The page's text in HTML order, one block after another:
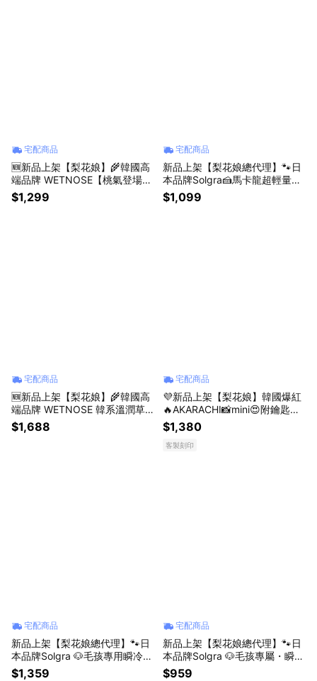
宅配商品
🆕新品上架【梨花娘】🌾韓國高
端品牌 WETNOSE【桃氣登場】
毛孩專屬天然羊毛沙沙紓壓桃寵
物玩具 (手工製作，等待期約10~
$1,299
宅配商品
新品上架【梨花娘總代理】🐾日
本品牌Solgra🍰馬卡龍超輕量防
潑水 EVA 伊麗莎白雙層花朵頸圈
(3色)
$1,099
宅配商品
🆕新品上架【梨花娘】🌾韓國高
端品牌 WETNOSE 韓系溫潤草
綠・露耳防曬棉布蓮葉寵物帽
(手工製作，等待期約10~15天)
$1,688
宅配商品
💜新品上架【梨花娘】韓國爆紅
🔥AKARACHI📸mini😍附鑰匙圈
可錄影復古Y2K數位相機(三色)
生日禮物 情人禮物 閨蜜禮物
$1,380
客製刻印
宅配商品
新品上架【梨花娘總代理】🐾日
本品牌Solgra 🐶毛孩專用瞬冷降
溫舒眠方型床墊(4色)
$1,359
宅配商品
新品上架【梨花娘總代理】🐾日
本品牌Solgra 🐶毛孩專屬・瞬冷
降溫 U 型舒眠枕(M~L)
$959